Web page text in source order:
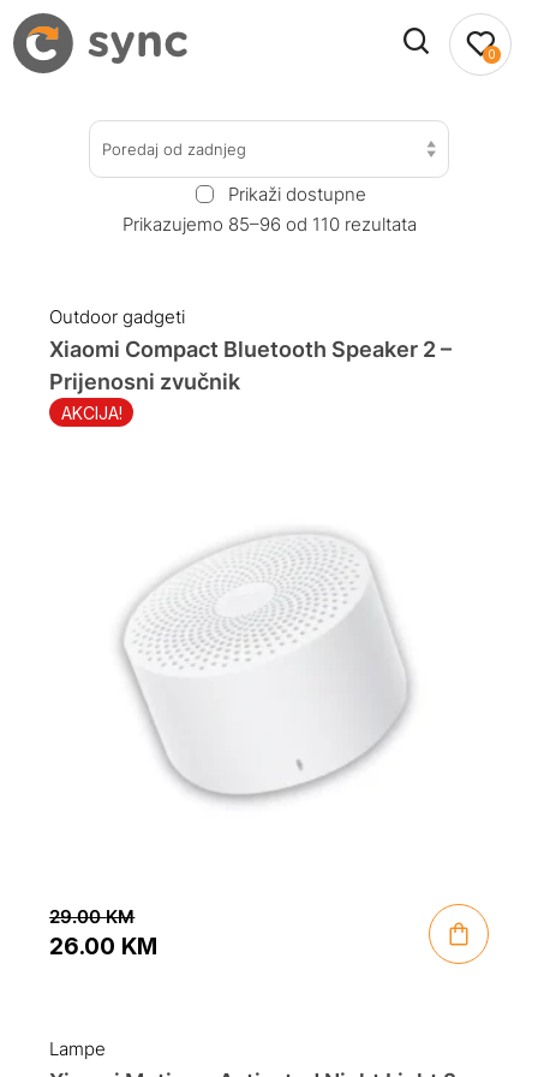
0
Poredaj od zadnjeg
Prikaži dostupne
Prikazujemo 85–96 od 110 rezultata
Outdoor gadgeti
AKCIJA!
Xiaomi Compact Bluetooth Speaker 2 –
Prijenosni zvučnik
29.00KM
was:
26.00 KM
is:
Lampe